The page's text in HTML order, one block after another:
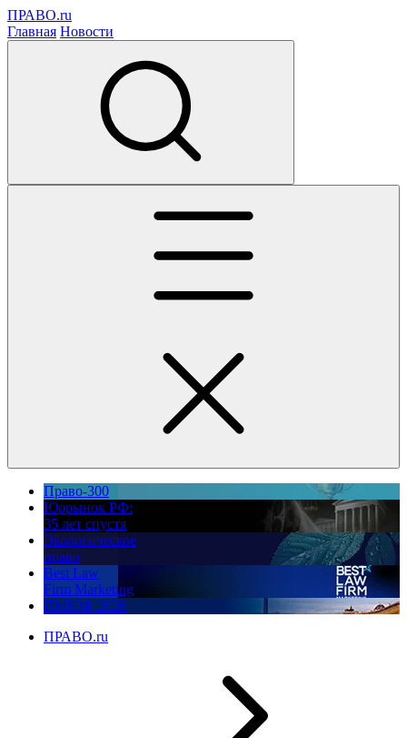
ПРАВО.ru
Главная Новости
Право-300
Юррынок РФ:
35 лет спустя
Экологическое
право
Best Law
Firm Marketing
ПМЮФ 2026
ПРАВО.ru